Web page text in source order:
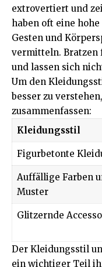
extrovertiert und
haben oft eine
Gesten und
vermitteln. Bratzen
und lassen sich
Um den
besser zu
zusammenfassen:
Kleidungsstil
Figurbetonte
Auffällige Farben
Muster
Glitzernde
Der Kleidungsstil
ein wichtiger Teil